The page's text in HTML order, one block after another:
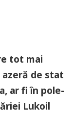
tot mai
de stat
ar fi în pole-
Lukoil